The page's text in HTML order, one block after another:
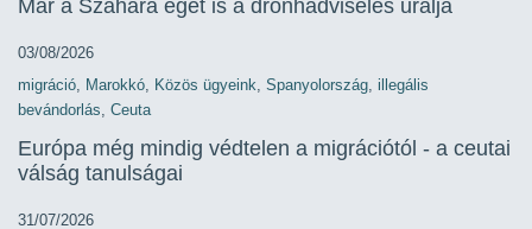
Már a Szahara egét is a drónhadviselés uralja
03/08/2026
migráció, Marokkó, Közös ügyeink, Spanyolország, illegális
bevándorlás, Ceuta
Európa még mindig védtelen a migrációtól - a ceutai
válság tanulságai
31/07/2026